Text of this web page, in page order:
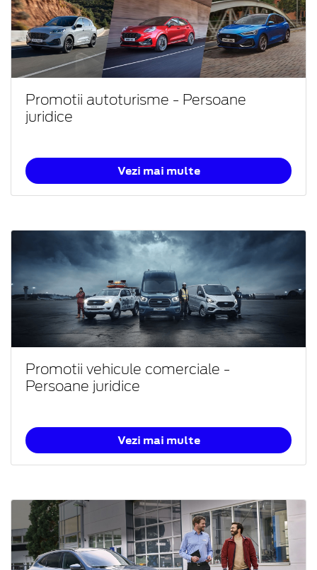
Promotii autoturisme - Persoane
juridice
Vezi mai multe
Promotii vehicule comerciale -
Persoane juridice
Vezi mai multe